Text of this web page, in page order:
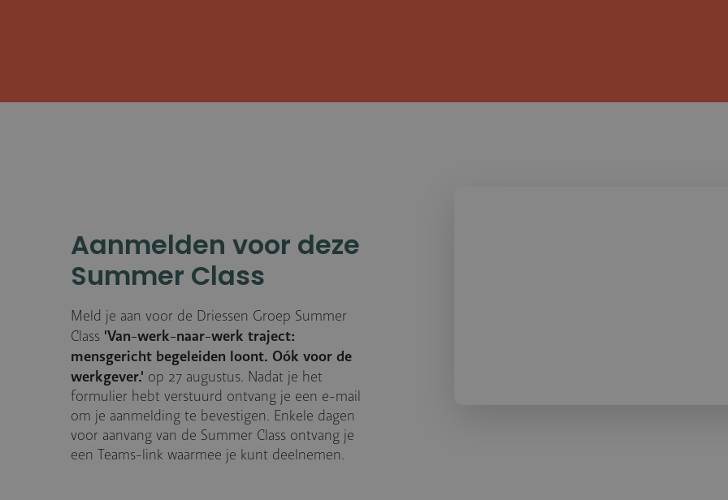
Aanmelden voor deze
Summer Class
Meld je aan voor de Driessen Groep Summer
Class 'Van-werk-naar-werk traject:
mensgericht begeleiden loont. Oók voor de
werkgever.' op 27 augustus. Nadat je het
formulier hebt verstuurd ontvang je een e-mail
om je aanmelding te bevestigen. Enkele dagen
voor aanvang van de Summer Class ontvang je
een Teams-link waarmee je kunt deelnemen.